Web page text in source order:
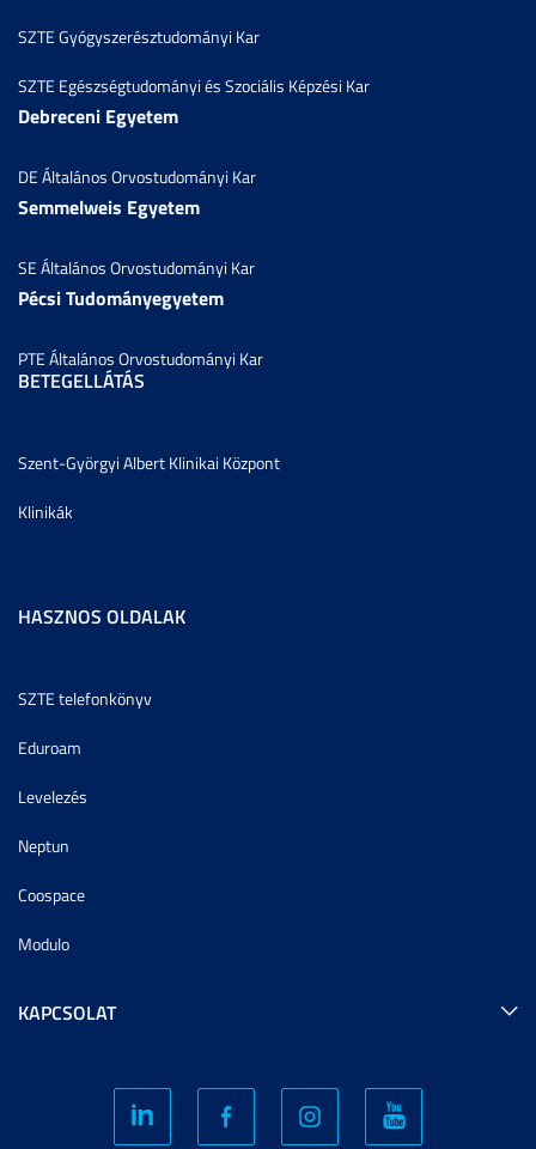
SZTE Gyógyszerésztudományi Kar
SZTE Egészségtudományi és Szociális Képzési Kar
Debreceni Egyetem
DE Általános Orvostudományi Kar
Semmelweis Egyetem
SE Általános Orvostudományi Kar
Pécsi Tudományegyetem
PTE Általános Orvostudományi Kar
BETEGELLÁTÁS
Szent-Györgyi Albert Klinikai Központ
Klinikák
HASZNOS OLDALAK
SZTE telefonkönyv
Eduroam
Levelezés
Neptun
Coospace
Modulo
KAPCSOLAT